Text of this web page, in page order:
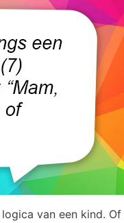
van een kind.